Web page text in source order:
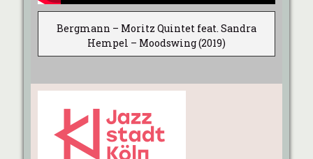
Bergmann – Moritz Quintet feat. Sandra
Hempel – Moodswing (2019)